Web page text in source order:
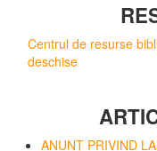
Centrul de resurse
deschise
ANUNȚ PRIVIND